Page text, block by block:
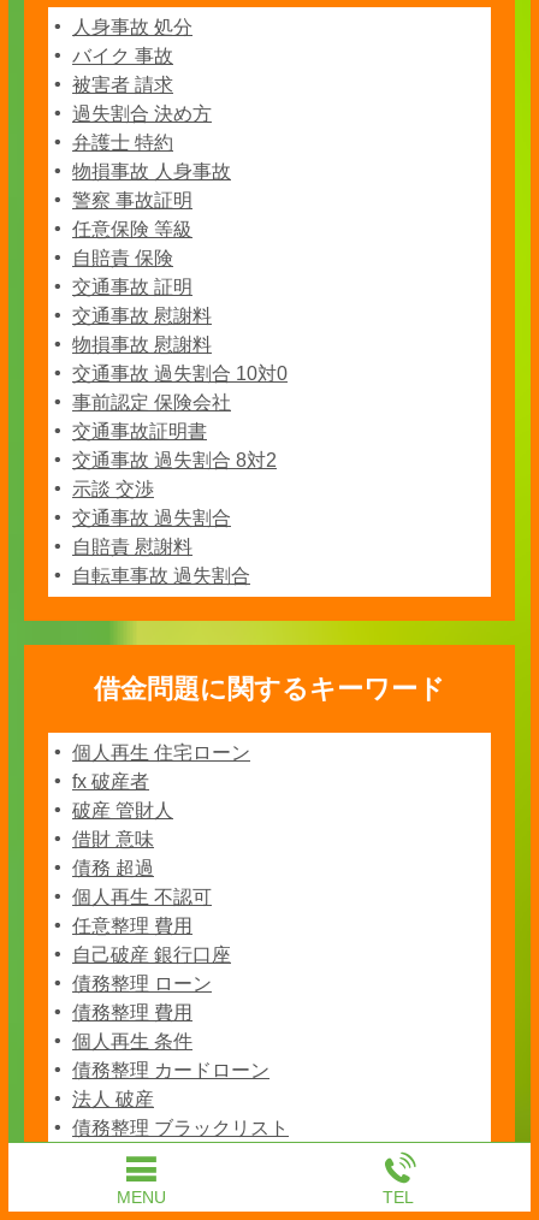
人身事故 処分
バイク 事故
被害者 請求
過失割合 決め方
弁護士 特約
物損事故 人身事故
警察 事故証明
任意保険 等級
自賠責 保険
交通事故 証明
交通事故 慰謝料
物損事故 慰謝料
交通事故 過失割合 10対0
事前認定 保険会社
交通事故証明書
交通事故 過失割合 8対2
示談 交渉
交通事故 過失割合
自賠責 慰謝料
自転車事故 過失割合
借金問題に関するキーワード
個人再生 住宅ローン
fx 破産者
破産 管財人
借財 意味
債務 超過
個人再生 不認可
任意整理 費用
自己破産 銀行口座
債務整理 ローン
債務整理 費用
個人再生 条件
債務整理 カードローン
法人 破産
債務整理 ブラックリスト
債権回収 方法
債務整理 キャッシング
クレジットカード 破産者
MENU TEL